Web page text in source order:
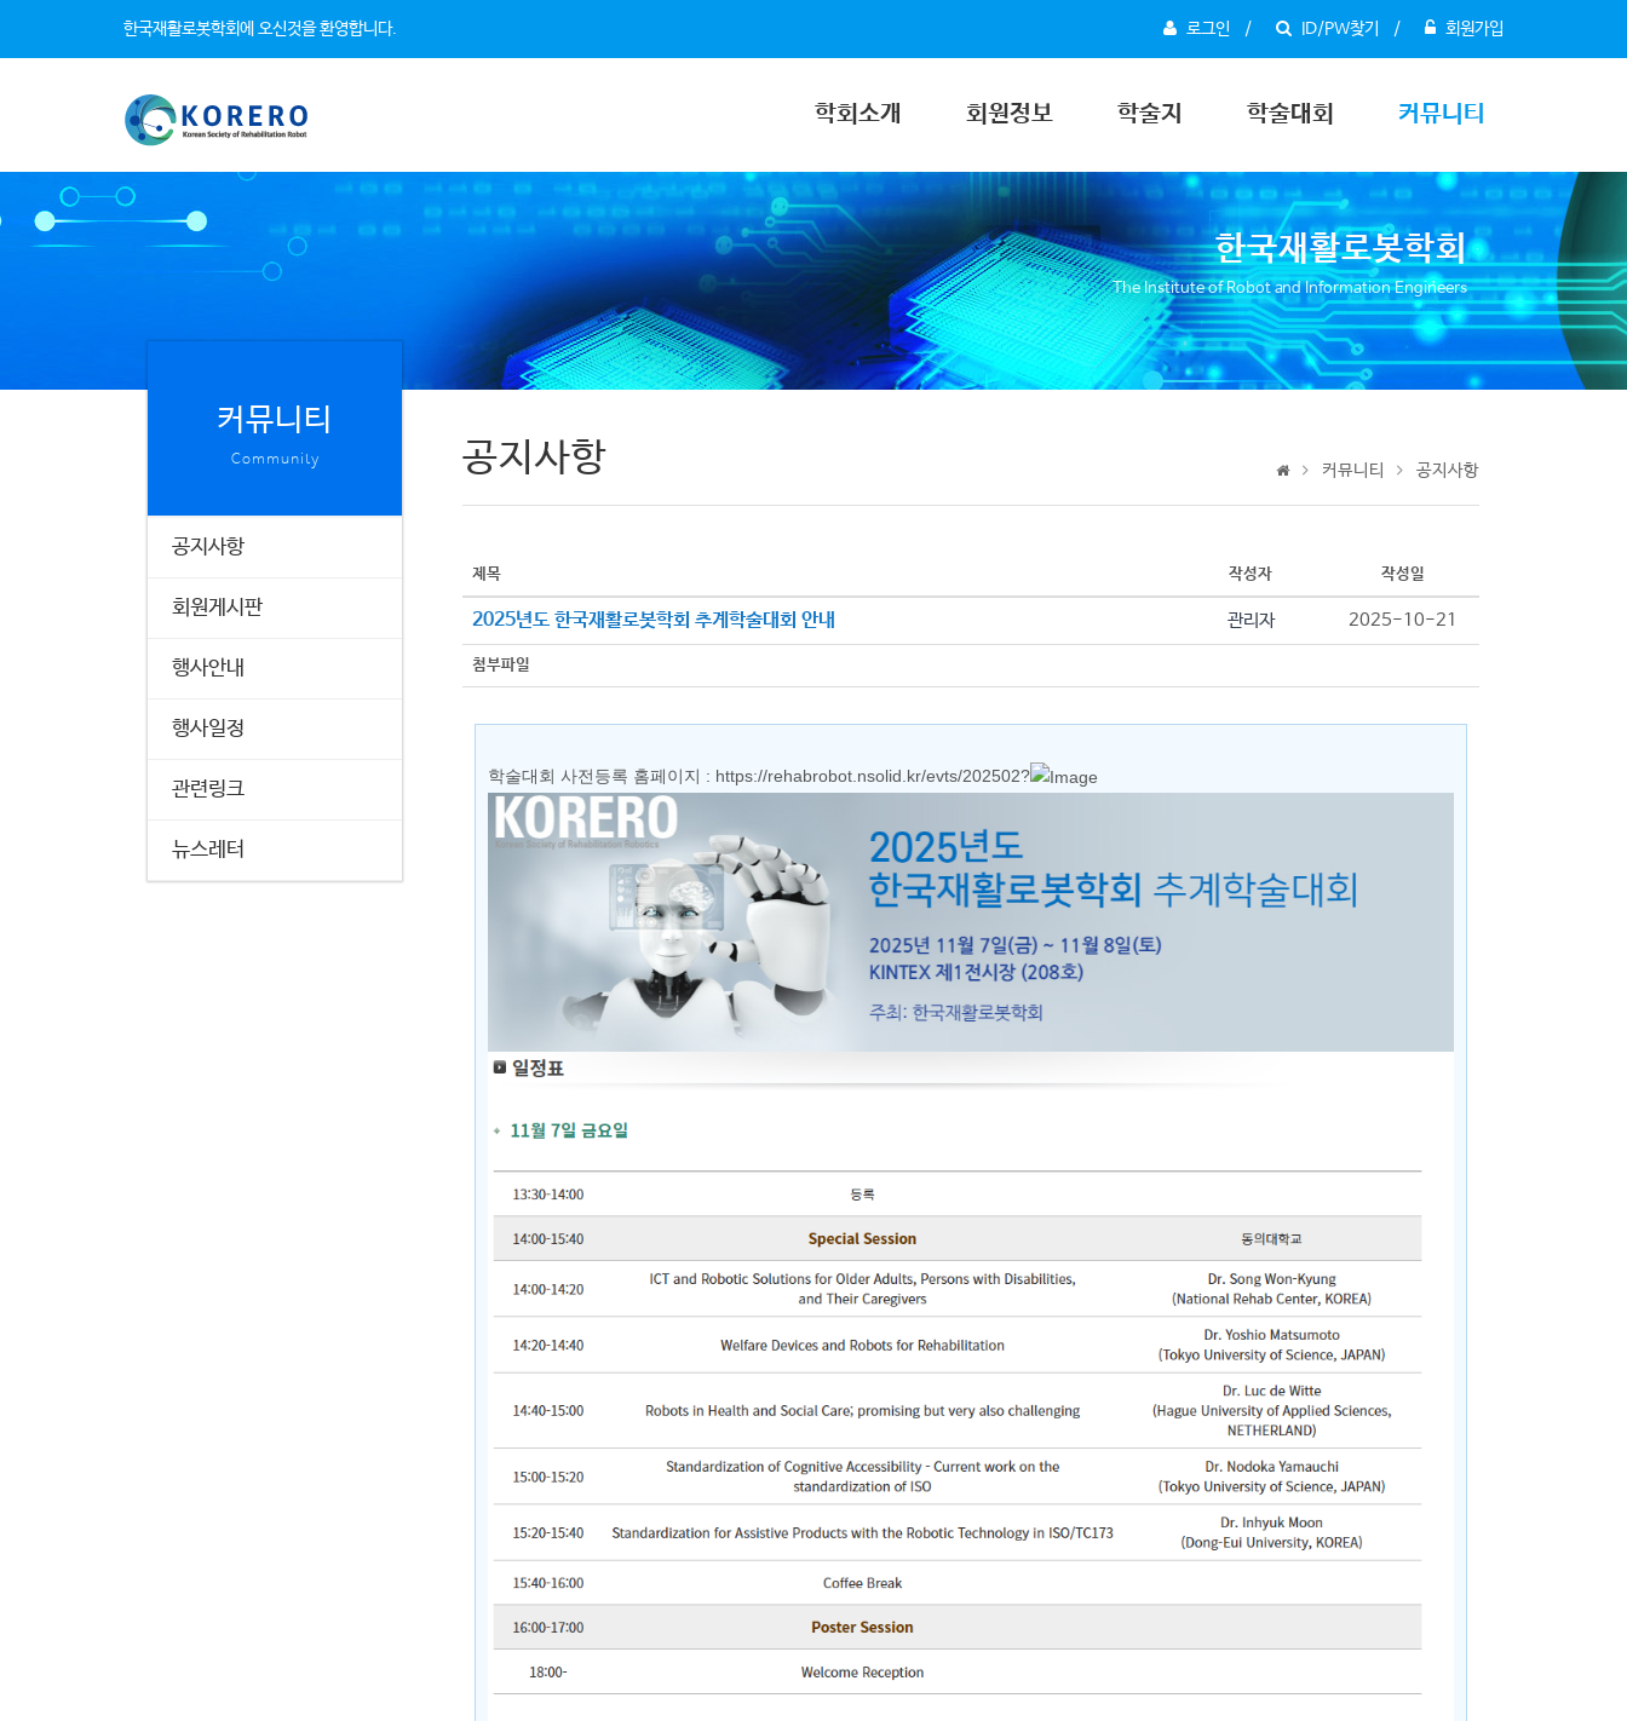
한국재활로봇학회에 오신것을 환영합니다. 로그인 ID/PW찾기 회원가입
학회소개 회원정보 학술지 학술대회 커뮤니티
한국재활로봇학회
The Institute of Robot and Information Engineers
커뮤니티
Community
공지사항
회원게시판
행사안내
행사일정
관련링크
뉴스레터
공지사항 커뮤니티 공지사항
제목 작성자 작성일
2025년도 한국재활로봇학회 추계학술대회 안내 관리자 2025-10-21
첨부파일
학술대회 사전등록 홈페이지 : https://rehabrobot.nsolid.kr/evts/202502?